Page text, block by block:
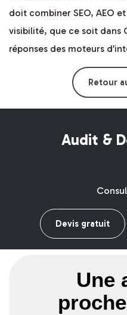
doit combiner SEO, AEO
visibilité, que ce soit dans
réponses des moteurs
Retour
Audit &
Devis gratuit
Une